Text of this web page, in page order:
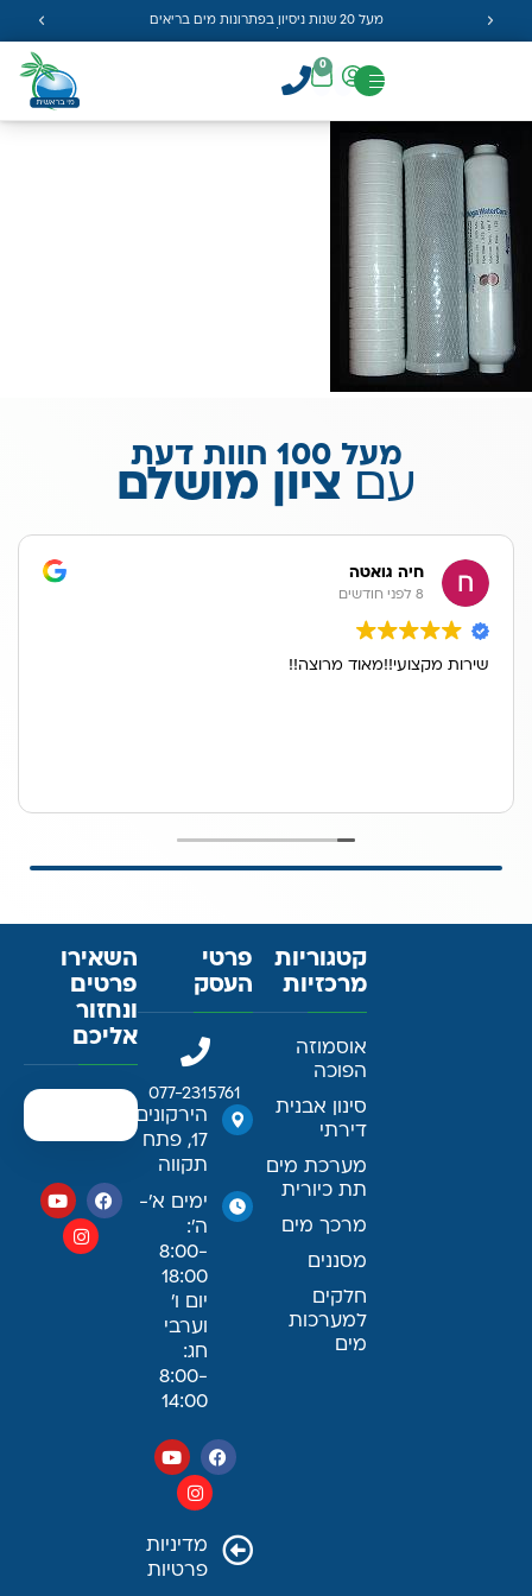
מעל 20 שנות ניסיון בפתרונות מים בריאים
0
מעל 100 חוות דעת
עםציון מושלם
חיה גואטה
8 לפני חודשים
שירות מקצועי!!מאוד מרוצה!!
קטגוריות
מרכזיות
אוסמוזה
הפוכה
סינון אבנית
דירתי
מערכת מים
תת כיורית
מרכך מים
מסננים
חלקים
למערכות
מים
פרטי
העסק
077-2315761
הירקונים
17, פתח
תקווה
ימים א׳-
ה׳:
8:00-
18:00
יום ו׳
וערבי
חג:
8:00-
14:00
מדיניות
פרטיות
השאירו
פרטים
ונחזור
אליכם